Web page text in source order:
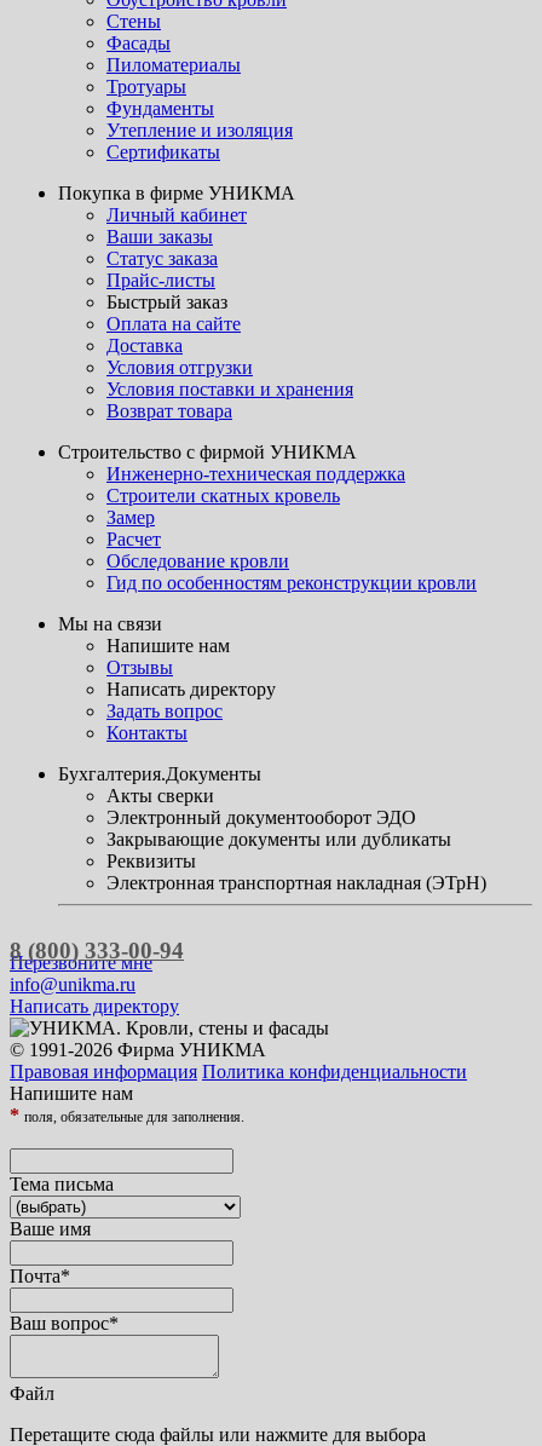
Стены
Фасады
Пиломатериалы
Тротуары
Фундаменты
Утепление и изоляция
Сертификаты
Покупка в фирме УНИКМА
Личный кабинет
Ваши заказы
Статус заказа
Прайс-листы
Быстрый заказ
Оплата на сайте
Доставка
Условия отгрузки
Условия поставки и хранения
Возврат товара
Строительство с фирмой УНИКМА
Инженерно-техническая поддержка
Строители скатных кровель
Замер
Расчет
Обследование кровли
Гид по особенностям реконструкции кровли
Мы на связи
Напишите нам
Отзывы
Написать директору
Задать вопрос
Контакты
Бухгалтерия.Документы
Акты сверки
Электронный документооборот ЭДО
Закрывающие документы или дубликаты
Реквизиты
Электронная транспортная накладная (ЭТрН)
8 (800) 333-00-94
Перезвоните мне
info@unikma.ru
Написать директору
© 1991-2026 Фирма УНИКМА
Правовая информация Политика конфиденциальности
Напишите нам
* поля, обязательные для заполнения.
Тема письма
Ваше имя
Почта*
Ваш вопрос*
Файл
Перетащите сюда файлы или нажмите для выбора